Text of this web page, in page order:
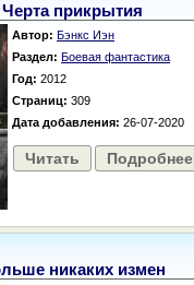
Черта прикрытия
Автор: Бэнкс Иэн
Раздел: Боевая фантастика
Год: 2012
Страниц: 309
Дата добавления: 26-07-2020
Читать Подробнее
никаких измен